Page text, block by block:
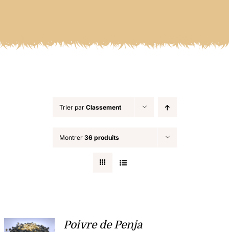
Trier par Classement
Montrer 36 produits
Poivre de Penja